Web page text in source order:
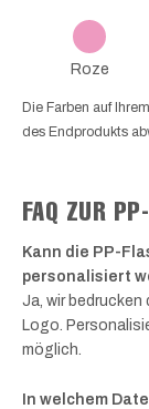
Roze
Die Farben auf
des Endprodukts
FAQ ZUR
Kann die PP-
personalisiert
Ja, wir bedrucken
Logo.
möglich.
In welchem